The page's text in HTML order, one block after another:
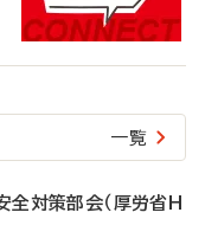
一覧
対策部会（厚労省H